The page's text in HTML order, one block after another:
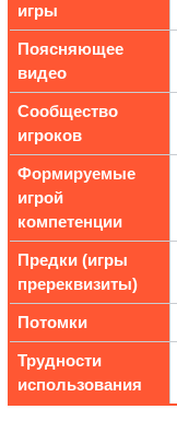
игры
Поясняющее
видео
Сообщество
игроков
Формируемые
игрой
компетенции
Предки (игры
пререквизиты)
Потомки
Трудности
использования